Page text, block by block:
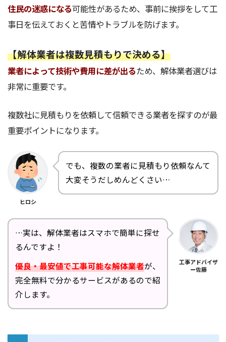
住民の迷惑になる可能性があるため、事前に挨拶をして工
事日を伝えておくと苦情やトラブルを防げます。
【解体業者は複数見積もりで決める】
業者によって技術や費用に差が出るため、解体業者選びは
非常に重要です。
複数社に見積もりを依頼して信頼できる業者を探すのが最
重要ポイントになります。
ヒロシ
でも、複数の業者に見積もり依頼なんて
大変そうだしめんどくさい…
…実は、解体業者はスマホで簡単に探せ
るんですよ！
優良・最安値で工事可能な解体業者が、
完全無料で分かるサービスがあるので紹
介します。
工事アドバイザ
ー佐藤